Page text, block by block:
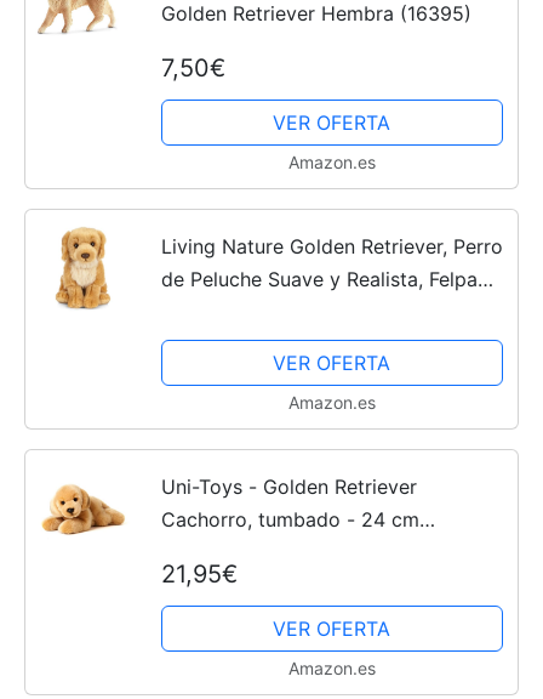
Golden Retriever Hembra (16395)
7,50€
VER OFERTA
Amazon.es
Living Nature Golden Retriever, Perro
de Peluche Suave y Realista, Felpa
VER OFERTA
Amazon.es
Uni-Toys - Golden Retriever
Cachorro, tumbado - 24 cm
mascota - peluche
21,95€
VER OFERTA
Amazon.es